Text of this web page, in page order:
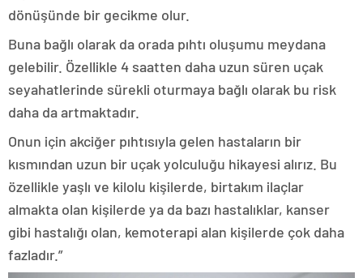
dönüşünde bir gecikme olur.
Buna bağlı olarak da orada pıhtı oluşumu meydana
gelebilir. Özellikle 4 saatten daha uzun süren uçak
seyahatlerinde sürekli oturmaya bağlı olarak bu risk
daha da artmaktadır.
Onun için akciğer pıhtısıyla gelen hastaların bir
kısmından uzun bir uçak yolculuğu hikayesi alırız. Bu
özellikle yaşlı ve kilolu kişilerde, birtakım ilaçlar
almakta olan kişilerde ya da bazı hastalıklar, kanser
gibi hastalığı olan, kemoterapi alan kişilerde çok daha
fazladır.”